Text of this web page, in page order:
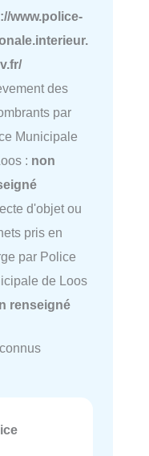
www.police-
des
par
Municipale
: non
d'objet ou
pris en
par Police
de Loos
renseigné